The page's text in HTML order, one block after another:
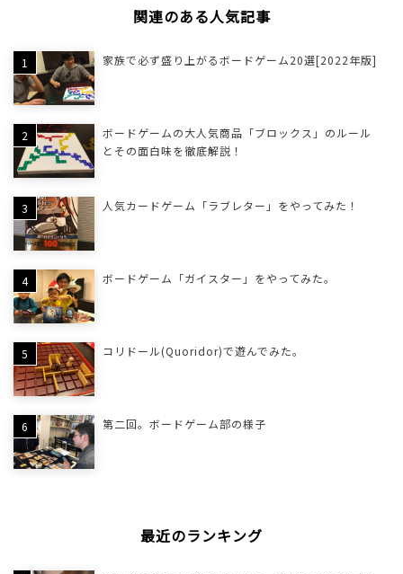
関連のある人気記事
家族で必ず盛り上がるボードゲーム20選[2022年版]
ボードゲームの大人気商品「ブロックス」のルール
とその面白味を徹底解説！
人気カードゲーム「ラブレター」をやってみた！
ボードゲーム「ガイスター」をやってみた。
コリドール(Quoridor)で遊んでみた。
第二回。ボードゲーム部の様子
最近のランキング